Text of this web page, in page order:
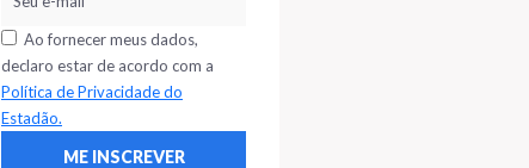
Ao fornecer meus dados,
declaro estar de acordo com a
Política de Privacidade do
Estadão.